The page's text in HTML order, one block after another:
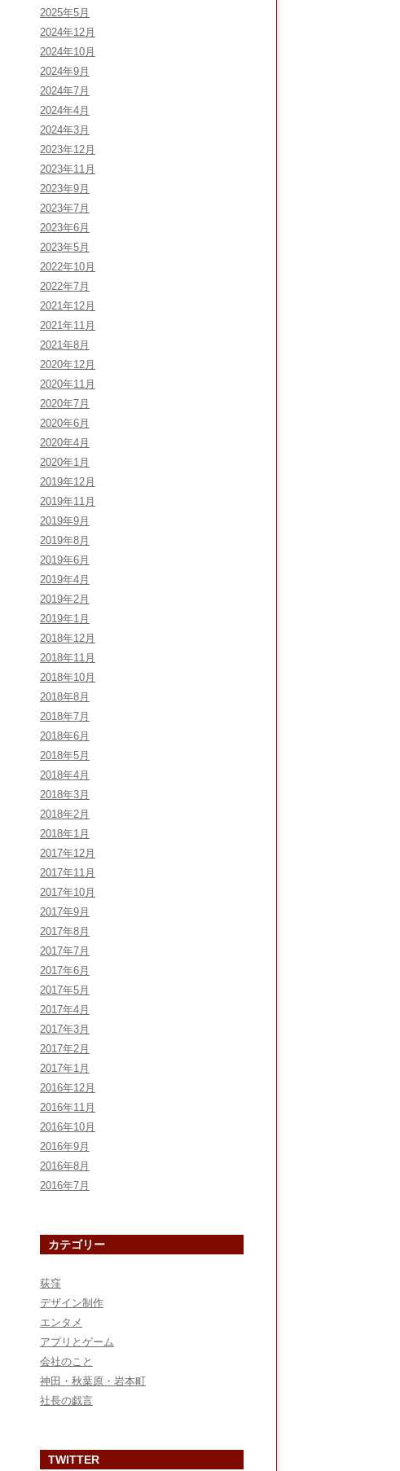
2025年5月
2024年12月
2024年10月
2024年9月
2024年7月
2024年4月
2024年3月
2023年12月
2023年11月
2023年9月
2023年7月
2023年6月
2023年5月
2022年10月
2022年7月
2021年12月
2021年11月
2021年8月
2020年12月
2020年11月
2020年7月
2020年6月
2020年4月
2020年1月
2019年12月
2019年11月
2019年9月
2019年8月
2019年6月
2019年4月
2019年2月
2019年1月
2018年12月
2018年11月
2018年10月
2018年8月
2018年7月
2018年6月
2018年5月
2018年4月
2018年3月
2018年2月
2018年1月
2017年12月
2017年11月
2017年10月
2017年9月
2017年8月
2017年7月
2017年6月
2017年5月
2017年4月
2017年3月
2017年2月
2017年1月
2016年12月
2016年11月
2016年10月
2016年9月
2016年8月
2016年7月
カテゴリー
荻窪
デザイン制作
エンタメ
アプリとゲーム
会社のこと
神田・秋葉原・岩本町
社長の戯言
TWITTER